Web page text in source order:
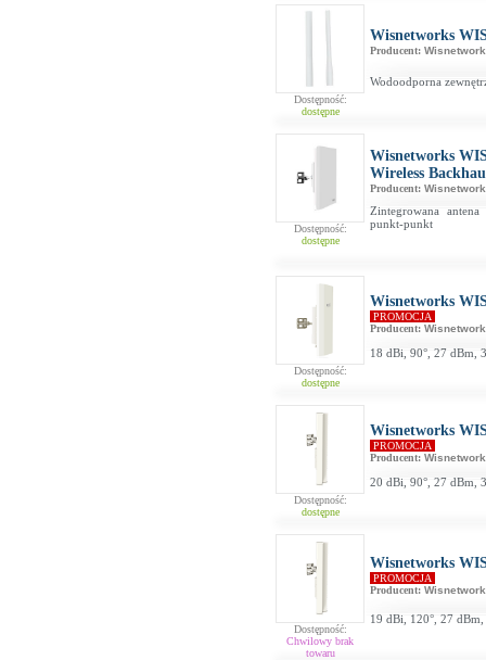
Dostępność:
dostępne
Wisnetworks
Producent:
Wodoodporna
Dostępność:
dostępne
Wisnetworks
Wireless
Producent:
Zintegrowana
punkt-punkt
Dostępność:
dostępne
Wisnetworks
PROMOCJA
Producent:
18 dBi, 90°, 27 dBm,
Dostępność:
dostępne
Wisnetworks
PROMOCJA
Producent:
20 dBi, 90°, 27 dBm,
Dostępność:
Chwilowy brak
towaru
Wisnetworks
PROMOCJA
Producent:
19 dBi, 120°, 27